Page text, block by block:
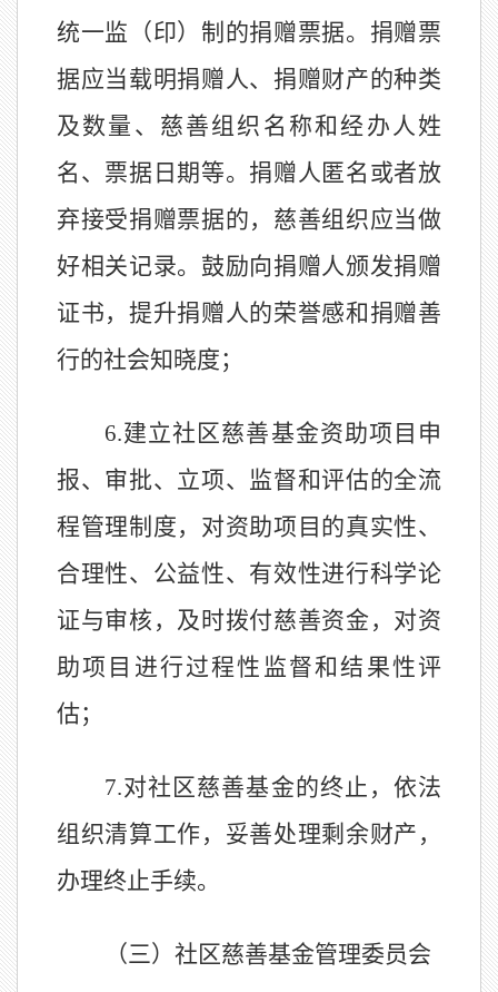
统一监（印）制的捐赠票据。捐赠票
据应当载明捐赠人、捐赠财产的种类
及数量、慈善组织名称和经办人姓
名、票据日期等。捐赠人匿名或者放
弃接受捐赠票据的，慈善组织应当做
好相关记录。鼓励向捐赠人颁发捐赠
证书，提升捐赠人的荣誉感和捐赠善
行的社会知晓度；
6.建立社区慈善基金资助项目申
报、审批、立项、监督和评估的全流
程管理制度，对资助项目的真实性、
合理性、公益性、有效性进行科学论
证与审核，及时拨付慈善资金，对资
助项目进行过程性监督和结果性评
估；
7.对社区慈善基金的终止，依法
组织清算工作，妥善处理剩余财产，
办理终止手续。
（三）社区慈善基金管理委员会